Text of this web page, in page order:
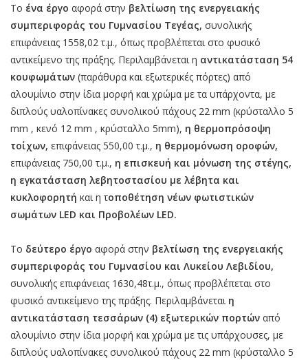
Το ένα έργο αφορά στην βελτίωση της ενεργειακής
συμπεριφοράς του Γυμνασίου Τεγέας, συνολικής
επιφάνειας 1558,02 τ.μ., όπως προβλέπεται στο φυσικό
αντικείμενο της πράξης. Περιλαμβάνεται η αντικατάσταση 54
κουφωμάτων (παράθυρα και εξωτερικές πόρτες) από
αλουμίνιο στην ίδια μορφή και χρώμα με τα υπάρχοντα, με
διπλούς υαλοπίνακες συνολικού πάχους 22 mm (κρύσταλλο 5
mm , κενό 12 mm , κρύσταλλο 5mm), η θερμοπρόσοψη
τοίχων, επιφάνειας 550,00 τ.μ., η θερμομόνωση οροφών,
επιφάνειας 750,00 τ.μ., η επισκευή και μόνωση της στέγης,
η εγκατάσταση λεβητοστασίου με λέβητα και
κυκλοφορητή και η τοποθέτηση νέων φωτιστικών
σωμάτων LED και Προβολέων LED.
Το δεύτερο έργο αφορά στην βελτίωση της ενεργειακής
συμπεριφοράς του Γυμνασίου και Λυκείου Λεβιδίου,
συνολικής επιφάνειας 1630,48τ.μ., όπως προβλέπεται στο
φυσικό αντικείμενο της πράξης. Περιλαμβάνεταιη
αντικατάσταση τεσσάρων (4) εξωτερικών πορτών από
αλουμίνιο στην ίδια μορφή και χρώμα με τις υπάρχουσες, με
διπλούς υαλοπίνακες συνολικού πάχους 22 mm (κρύσταλλο 5